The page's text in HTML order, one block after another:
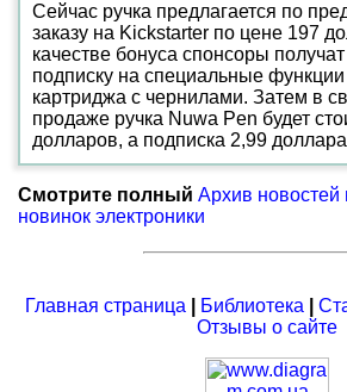
Сейчас ручка предлагается по
заказу на Kickstarter по цене 197
качестве бонуса спонсоры
подписку на специальные
картриджа с чернилами. Затем в
продаже ручка Nuwa Pen будет
долларов, а подписка 2,99
Смотрите полный Архив новостей
новинок электроники
Главная страница Библиотека
Отзывы о сайте